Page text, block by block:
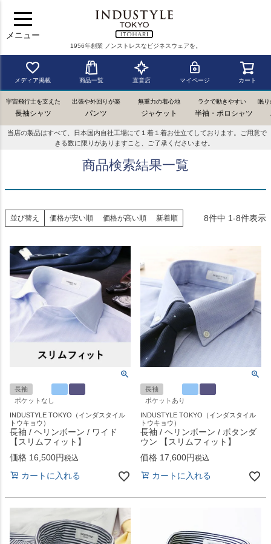
メニュー
1956年創業 ノンストレスなビジネスウェアを。
メディア掲載 商品一覧 直営店 マイページ カート
宇宙飛行士を支えた
長袖シャツ
出張や外回りが楽
パンツ
無重力の着心地
ジャケット
ラクで動きやすい
半袖・ポロシャツ
眠り
当店の製品はすべて、日本国内自社工場にて１着１着お仕立てしております。ご用意で
きる数に限りがありますこと、ご了承くださいませ。
商品検索結果一覧
並び替え 価格が安い順 価格が高い順 新着順 8件中 1-8件表示
長袖
ポケットなし
INDUSTYLE TOKYO（インダスタイル
トウキョウ）
長袖 / ヘリンボーン / ワイド
【スリムフィット】
価格 16,500 税込
カートに入れる
長袖
ポケットあり
INDUSTYLE TOKYO（インダスタイル
トウキョウ）
長袖 / ヘリンボーン / ボタンダ
ウン 【スリムフィット】
価格 17,600 税込
カートに入れる